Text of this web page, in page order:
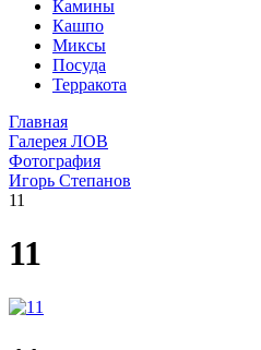
Камины
Кашпо
Миксы
Посуда
Терракота
Главная
Галерея ЛОВ
Фотография
Игорь Степанов
11
11